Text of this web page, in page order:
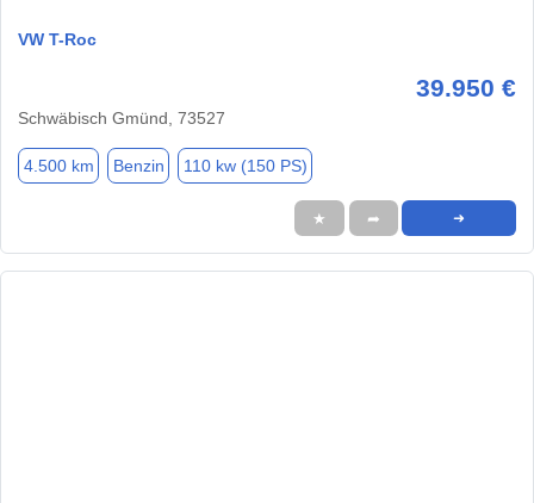
VW T-Roc
39.950 €
Schwäbisch Gmünd, 73527
4.500 km Benzin 110 kw (150 PS)
★ ➦ ➜